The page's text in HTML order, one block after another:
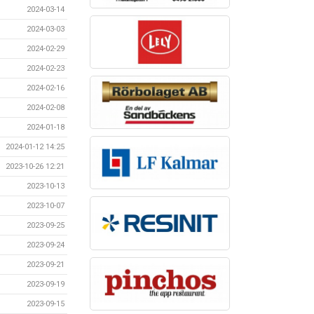
2024-03-14
2024-03-03
2024-02-29
2024-02-23
2024-02-16
2024-02-08
2024-01-18
2024-01-12 14:25
2023-10-26 12:21
2023-10-13
2023-10-07
2023-09-25
2023-09-24
2023-09-21
2023-09-19
2023-09-15